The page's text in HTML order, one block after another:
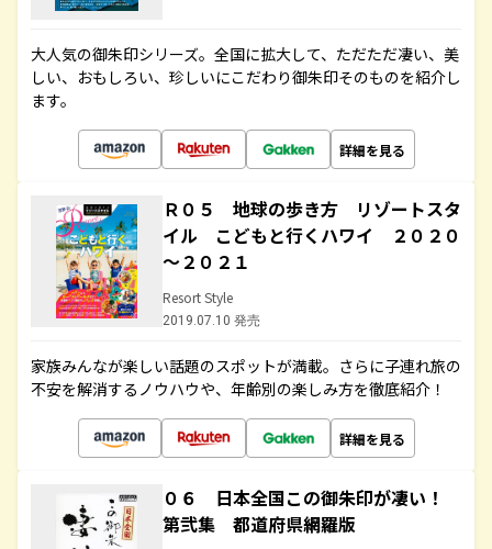
大人気の御朱印シリーズ。全国に拡大して、ただただ凄い、美
しい、おもしろい、珍しいにこだわり御朱印そのものを紹介し
ます。
詳細を見る
Ｒ０５ 地球の歩き方 リゾートスタ
イル こどもと行くハワイ ２０２０
～２０２１
Resort Style
2019.07.10 発売
家族みんなが楽しい話題のスポットが満載。さらに子連れ旅の
不安を解消するノウハウや、年齢別の楽しみ方を徹底紹介！
詳細を見る
０６ 日本全国この御朱印が凄い！
第弐集 都道府県網羅版